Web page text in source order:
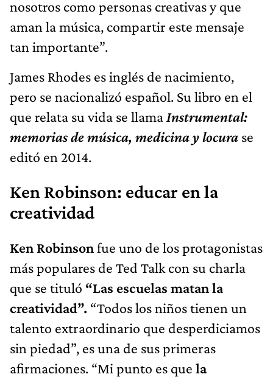
nosotros como personas creativas y que
aman la música, compartir este mensaje
tan importante”.
James Rhodes es inglés de nacimiento,
pero se nacionalizó español. Su libro en el
que relata su vida se llamaInstrumental:
memorias de música, medicina y locura se
editó en 2014.
Ken Robinson: educar en la
creatividad
Ken Robinsonfue uno de los protagonistas
más populares de Ted Talk con su charla
que se tituló “Las escuelas matan la
creatividad”. “Todos los niños tienen un
talento extraordinario que desperdiciamos
sin piedad”, es una de sus primeras
afirmaciones. “Mi punto es que la